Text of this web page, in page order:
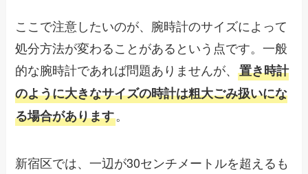
ここで注意したいのが、腕時計のサイズによって
処分方法が変わることがあるという点です。一般
的な腕時計であれば問題ありませんが、置き時計
のように大きなサイズの時計は粗大ごみ扱いにな
る場合があります。
新宿区では、一辺が30センチメートルを超えるも